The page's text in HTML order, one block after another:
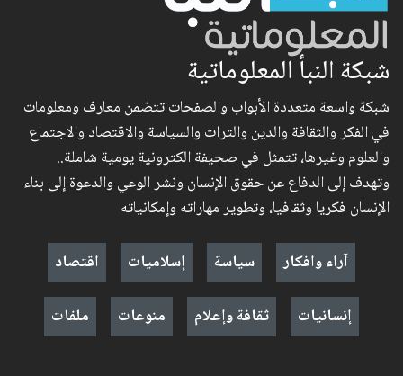
شبكة النبأ المعلوماتية
شبكة واسعة متعددة الأبواب والصفحات تتضمن معارف ومعلومات
في الفكر والثقافة والدين والتراث والسياسة والاقتصاد والاجتماع
والعلوم وغيرها، تتمثل في صحيفة الكترونية يومية شاملة..
وتهدف إلى الدفاع عن حقوق الإنسان ونشر الوعي والدعوة إلى بناء
الإنسان فكريا وثقافيا، وتطوير مهاراته وإمكانياته
آراء وافكار
سياسة إسلاميات
اقتصاد
إنسانيات
ثقافة وإعلام منوعات ملفات